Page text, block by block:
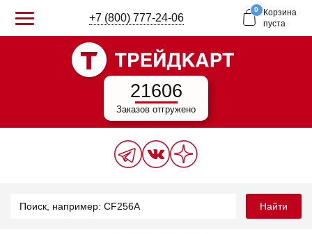
+7 (800) 777-24-06
0
Корзина
пуста
21606
Заказов отгружено
Найти